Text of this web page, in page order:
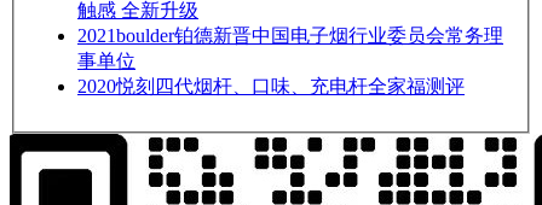
触感 全新升级
2021boulder铂德新晋中国电子烟行业委员会常务理
事单位
2020悦刻四代烟杆、口味、充电杆全家福测评